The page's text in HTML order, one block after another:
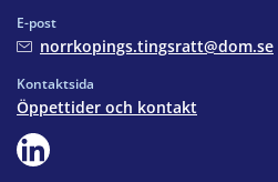
E-post
norrkopings.tingsratt@dom.se
Kontaktsida
Öppettider och kontakt